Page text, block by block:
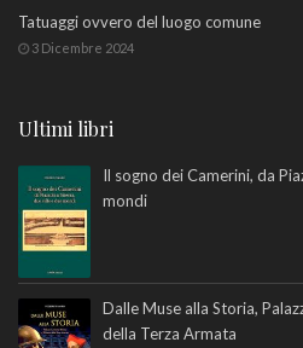
Tatuaggi ovvero del luogo comune
3 Dicembre 2024
Ultimi libri
Il sogno dei Camerini, da
mondi
Dalle Muse alla Storia,
della Terza Armata